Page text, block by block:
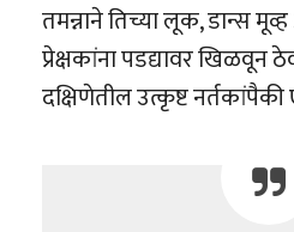
तमन्नाने तिच्या लूक, डान्स
प्रेक्षकांना पडद्यावर खिळवून
दक्षिणेतील उत्कृष्ट